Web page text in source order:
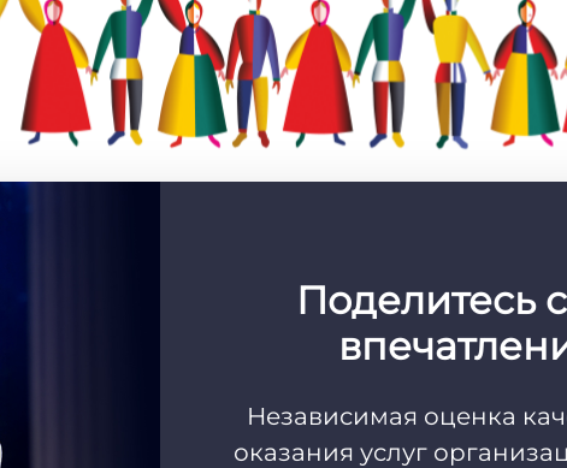
Поделитесь
Независимая оценка
оказания услуг